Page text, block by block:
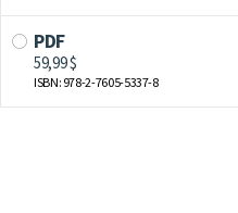
PDF
59,99 $
ISBN: 978-2-7605-5337-8